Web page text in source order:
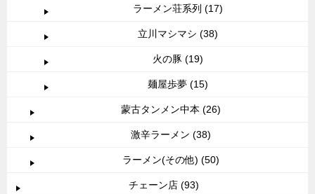
ラーメン荘系列 (17)
立川マシマシ (38)
火の豚 (19)
麺屋歩夢 (15)
蒙古タンメン中本 (26)
激辛ラーメン (38)
ラーメン(その他) (50)
チェーン店 (93)